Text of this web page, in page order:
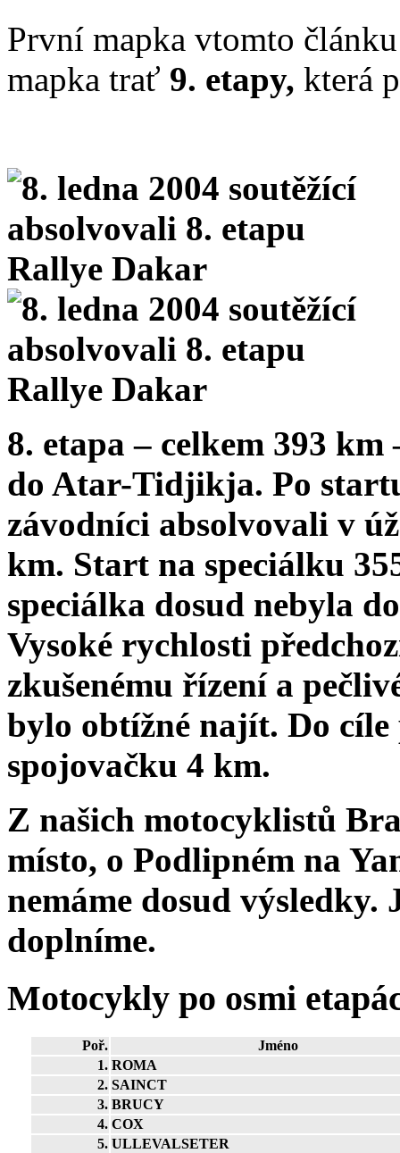
První mapka vtomto
mapka trať 9. etapy, která
8. etapa– celkem 393 km
do Atar-Tidjikja. Po
závodníci absolvovali v
km. Start na speciálku
speciálka dosud nebyla
Vysoké rychlosti
zkušenému řízení a
bylo obtížné najít. Do cíle
spojovačku 4 km.
Z našich motocyklistů
místo, o Podlipném na
nemáme dosud
doplníme.
Motocykly po osmi
Poř.
Jméno
1. ROMA
2. SAINCT
3. BRUCY
4. COX
5. ULLEVALSETER